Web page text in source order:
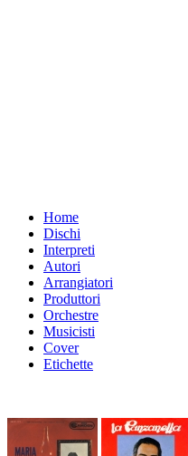
Home
Dischi
Interpreti
Autori
Arrangiatori
Produttori
Orchestre
Musicisti
Cover
Etichette